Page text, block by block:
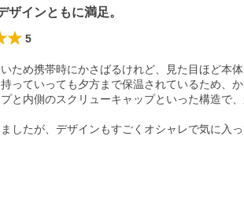
ザインともに満足。
5
ため携帯時にかさばるけれど、見た目ほど本
っていっても夕方まで保温されているため、か
と内側のスクリューキャップといった構造で
したが、デザインもすごくオシャレで気に入っ